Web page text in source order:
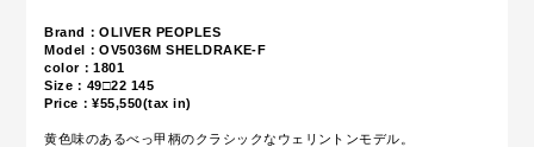
Brand：OLIVER PEOPLES
Model：OV5036M SHELDRAKE-F
color：1801
Size：49□22 145
Price：¥55,550(tax in)
黄色味のあるべっ甲柄のクラシックなウェリントンモデル。